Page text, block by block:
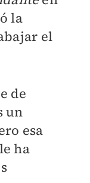
la
el
de
un
esa
ha